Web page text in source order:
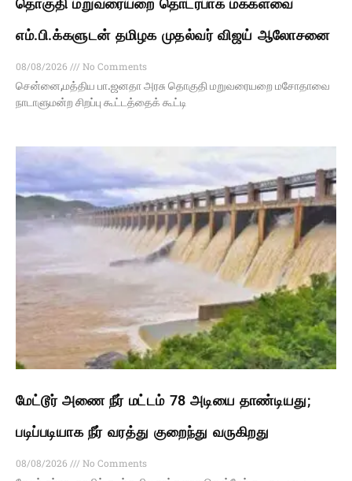
தொகுதி மறுவரையறை தொடர்பாக மக்களவை
எம்.பி.க்களுடன் தமிழக முதல்வர் விஜய் ஆலோசனை
08/08/2026
No Comments
சென்னை,மத்திய பா.ஜனதா அரசு தொகுதி மறுவரையறை மசோதாவை
நாடாளுமன்ற சிறப்பு கூட்டத்தைக் கூட்டி
மேட்டூர் அணை நீர் மட்டம் 78 அடியை தாண்டியது;
படிப்படியாக நீர் வரத்து குறைந்து வருகிறது
08/08/2026
No Comments